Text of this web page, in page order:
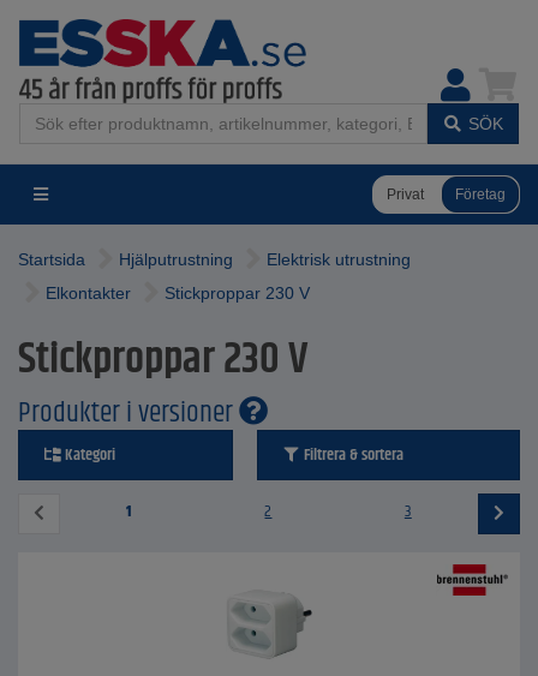
SÖK
Privat Företag
Startsida Hjälputrustning
Elektrisk utrustning
Elkontakter
Stickproppar 230 V
Stickproppar 230 V
Produkter i versioner
Kategori Filtrera & sortera
1 2 3